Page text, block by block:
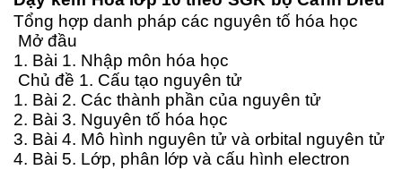
Tổng hợp danh pháp các nguyên tố hóa học
Mở đầu
1. Bài 1. Nhập môn hóa học
Chủ đề 1. Cấu tạo nguyên tử
1. Bài 2. Các thành phần của nguyên tử
2. Bài 3. Nguyên tố hóa học
3. Bài 4. Mô hình nguyên tử và orbital nguyên tử
4. Bài 5. Lớp, phân lớp và cấu hình electron